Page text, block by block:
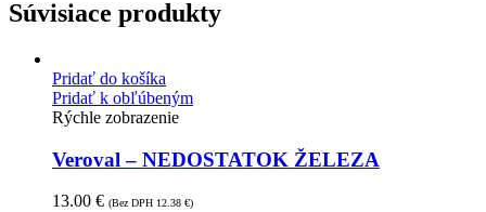
Súvisiace produkty
Pridať do košíka
Pridať k obľúbeným
Rýchle zobrazenie
Veroval – NEDOSTATOK ŽELEZA
13.00 € (Bez DPH 12.38 €)